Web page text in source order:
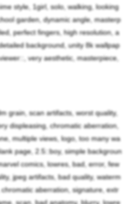
style, 1girl, solo, walking, looking
garden, dynamic angle, masterp
perfect fingers, high resolution, a
background, unity 8k wallpap
very aesthetic, masterpiece,
grain, scan artifacts, worst quality,
displeasing, chromatic aberration,
multiple views, logo, too many wa
page, 2.5::boy, simple backgroun
comics, lowres, bad, error, few
jpeg artifacts, bad quality, waterm
aberration, signature, extr